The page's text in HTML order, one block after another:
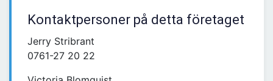
Kontaktpersoner på detta företaget
Jerry Stribrant
0761-27 20 22